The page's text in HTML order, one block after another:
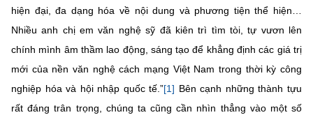
hiện đại, đa dạng hóa về nội dung và phương tiện thể hiện…
Nhiều anh chị em văn nghệ sỹ đã kiên trì tìm tòi, tự vươn lên
chính mình âm thầm lao động, sáng tạo để khẳng định các giá trị
mới của nền văn nghệ cách mạng Việt Nam trong thời kỳ công
nghiệp hóa và hội nhập quốc tế.”[1] Bên cạnh những thành tựu
rất đáng trân trọng, chúng ta cũng cần nhìn thẳng vào một số